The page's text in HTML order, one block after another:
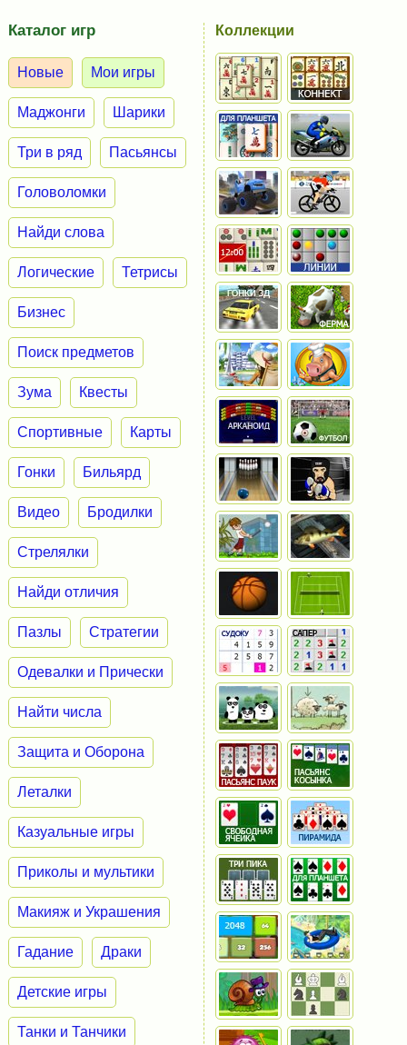
Каталог игр
Новые Мои игры
Маджонги Шарики
Три в ряд Пасьянсы
Головоломки
Найди слова
Логические Тетрисы
Бизнес
Поиск предметов
Зума Квесты
Спортивные Карты
Гонки Бильярд
Видео Бродилки
Стрелялки
Найди отличия
Пазлы Стратегии
Одевалки и Прически
Найти числа
Защита и Оборона
Леталки
Казуальные игры
Приколы и мультики
Макияж и Украшения
Гадание Драки
Детские игры
Танки и Танчики
Коллекции